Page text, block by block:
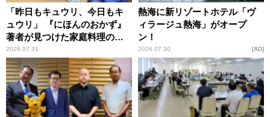
「昨日もキュウリ、今日もキ
ュウリ」 『にほんのおかず』
著者が見つけた家庭料理の知
恵
2026.07.31
熱海に新リゾートホテル「ヴ
ィラージュ熱海」がオープ
ン！
2026.07.30 AD